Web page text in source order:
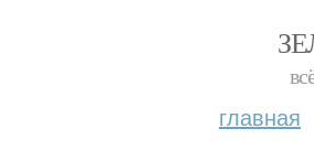
главная